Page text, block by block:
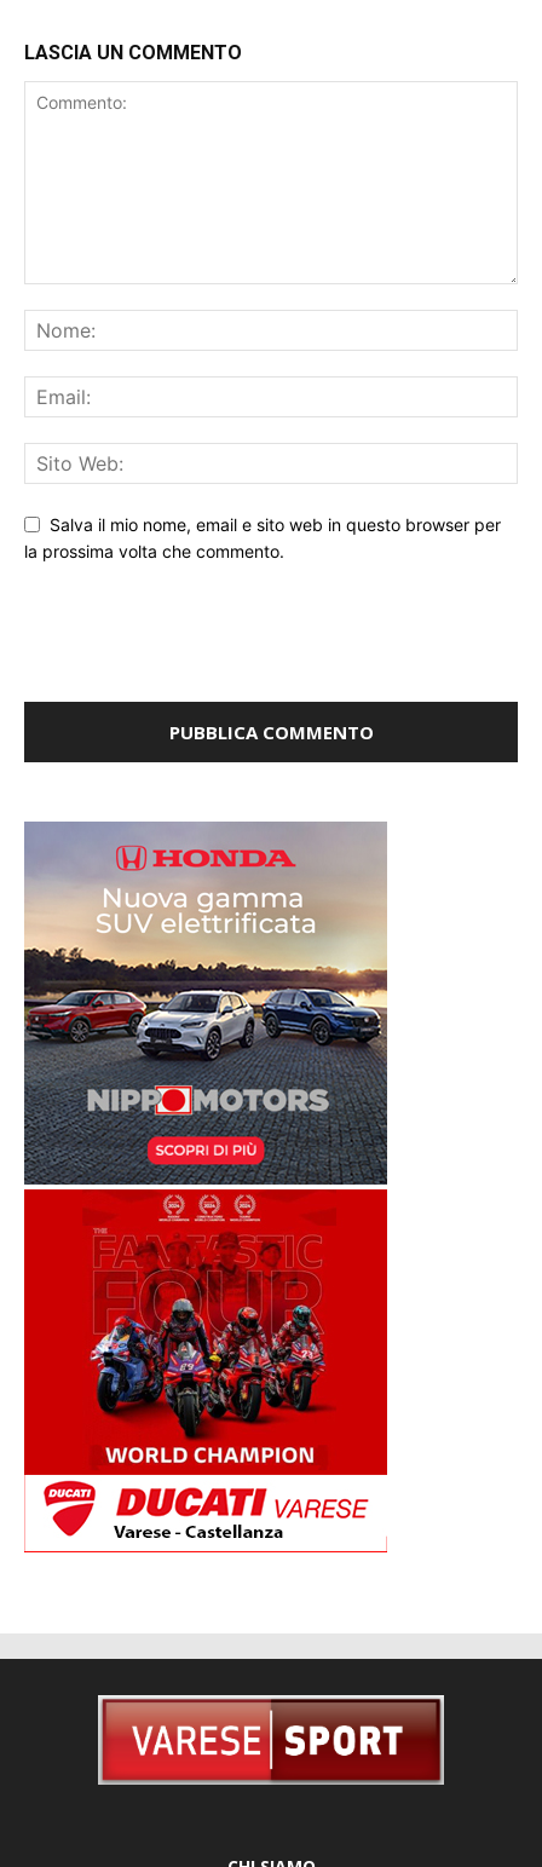
LASCIA UN COMMENTO
Salva il mio nome, email e sito web in questo browser per
la prossima volta che commento.